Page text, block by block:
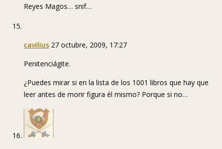
Reyes Magos… snif…
cavilius 27 octubre, 2009, 17:27
Penitenciágite.
¿Puedes mirar si en la lista de los 1001 libros que hay que
leer antes de morir figura él mismo? Porque si no…